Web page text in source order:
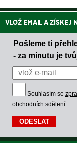
VLOŽ EMAIL A ZÍSKEJ
Pošleme ti
- za minutu je
Souhlasím se
obchodních sdělení